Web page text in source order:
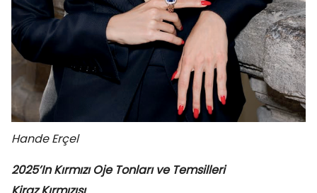
Hande Erçel
2025’In Kırmızı Oje Tonları ve Temsilleri